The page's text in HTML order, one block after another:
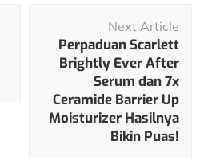
Next Article
Perpaduan Scarlett
Brightly Ever After
Serum dan 7x
Ceramide Barrier Up
Moisturizer Hasilnya
Bikin Puas!